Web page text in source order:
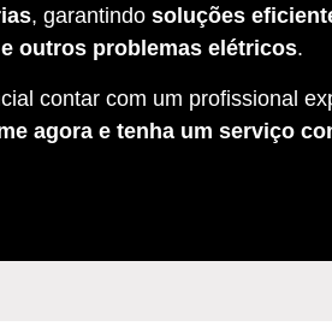
, garantindo soluções
outros problemas elétricos.
contar com um profissional
agora e tenha um serviço